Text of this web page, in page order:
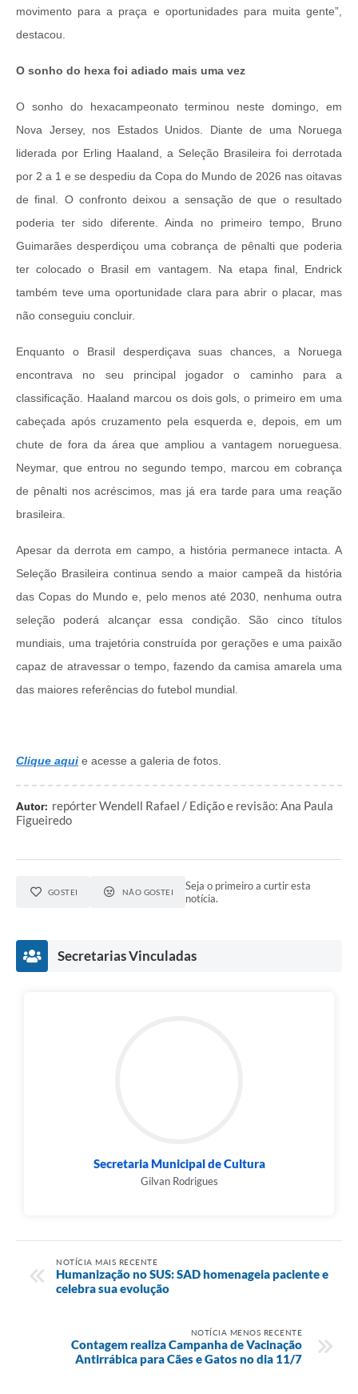
movimento para a praça e oportunidades para muita gente”,
destacou.
O sonho do hexa foi adiado mais uma vez
O sonho do hexacampeonato terminou neste domingo, em
Nova Jersey, nos Estados Unidos. Diante de uma Noruega
liderada por Erling Haaland, a Seleção Brasileira foi derrotada
por 2 a 1 e se despediu da Copa do Mundo de 2026 nas oitavas
de final. O confronto deixou a sensação de que o resultado
poderia ter sido diferente. Ainda no primeiro tempo, Bruno
Guimarães desperdiçou uma cobrança de pênalti que poderia
ter colocado o Brasil em vantagem. Na etapa final, Endrick
também teve uma oportunidade clara para abrir o placar, mas
não conseguiu concluir.
Enquanto o Brasil desperdiçava suas chances, a Noruega
encontrava no seu principal jogador o caminho para a
classificação. Haaland marcou os dois gols, o primeiro em uma
cabeçada após cruzamento pela esquerda e, depois, em um
chute de fora da área que ampliou a vantagem norueguesa.
Neymar, que entrou no segundo tempo, marcou em cobrança
de pênalti nos acréscimos, mas já era tarde para uma reação
brasileira.
Apesar da derrota em campo, a história permanece intacta. A
Seleção Brasileira continua sendo a maior campeã da história
das Copas do Mundo e, pelo menos até 2030, nenhuma outra
seleção poderá alcançar essa condição. São cinco títulos
mundiais, uma trajetória construída por gerações e uma paixão
capaz de atravessar o tempo, fazendo da camisa amarela uma
das maiores referências do futebol mundial.
Clique aqui e acesse a galeria de fotos.
Autor: repórter Wendell Rafael / Edição e revisão: Ana Paula
Figueiredo
GOSTEI NÃO GOSTEI
Seja o primeiro a curtir esta
notícia.
Secretarias Vinculadas
Secretaria Municipal de Cultura
Gilvan Rodrigues
NOTÍCIA MAIS RECENTE
Humanização no SUS: SAD homenageia paciente e
celebra sua evolução
NOTÍCIA MENOS RECENTE
Contagem realiza Campanha de Vacinação
Antirrábica para Cães e Gatos no dia 11/7